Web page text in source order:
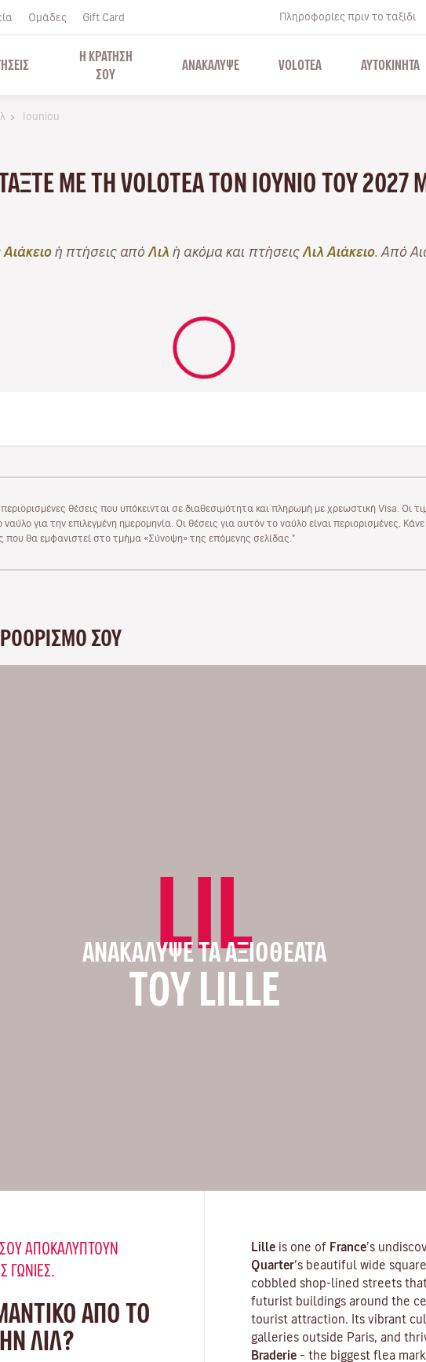
Ομάδες Gift Card Πληροφορίες πριν το ταξίδι
Η ΚΡΑΤΗΣΗ
ΣΟΥ
ΑΝΑΚΑΛΥΨΕ VOLOTEA ΑΥΤΟΚΊΝΗΤΑ
Iouniou
ΜΕ ΤΗ VOLOTEA ΤΟΝ ΙΟΎΝΙΟ ΤΟΥ 2027
Αιάκειο ή πτήσεις από Λιλ ή ακόμα και πτήσεις Λιλ Αιάκειο . Από
θέσεις που υπόκεινται σε διαθεσιμότητα και πληρωμή με χρεωστική Visa. Οι
ναύλο για την επιλεγμένη ημερομηνία. Οι θέσεις για αυτόν το ναύλο είναι περιορισμένες.
που θα εμφανιστεί στο τμήμα «Σύνοψη» της επόμενης σελίδας."
ΣΟΥ
LIL
ΑΝΑΚΆΛΥΨΕ ΤΑ ΑΞΙΟΘΈΑΤΑ
ΤΟΥ LILLE
ΑΠΟΚΑΛΎΠΤΟΥΝ
ΓΩΝΙΈΣ.
ΑΠΟ ΤΟ
ΛΙΛ?
Lille is one of France’s
Quarter’s beautiful wide
cobbled shop-lined streets
futurist buildings around the
tourist attraction. Its vibrant
galleries outside Paris, and
Braderie – the biggest flea